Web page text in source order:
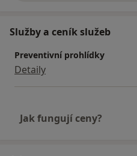
Služby a ceník služeb
Preventivní prohlídky
Detaily
Jak fungují ceny?